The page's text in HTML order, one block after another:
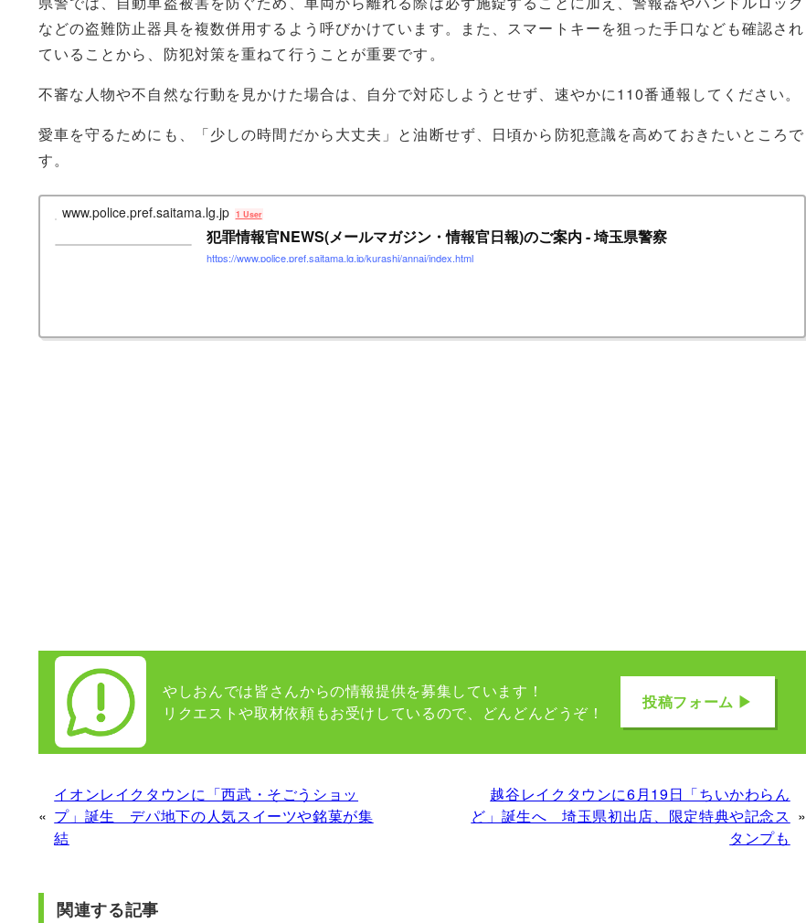
などの盗難防止器具を複数併用するよう呼びかけています。また、スマートキーを狙った手口なども確認され
ていることから、防犯対策を重ねて行うことが重要です。
不審な人物や不自然な行動を見かけた場合は、自分で対応しようとせず、速やかに110番通報してください。
愛車を守るためにも、「少しの時間だから大丈夫」と油断せず、日頃から防犯意識を高めておきたいところで
す。
www.police.pref.saitama.lg.jp 1 User
犯罪情報官NEWS(メールマガジン・情報官日報)のご案内 - 埼玉県警察
https://www.police.pref.saitama.lg.jp/kurashi/annai/index.html
やしおんでは皆さんからの情報提供を募集しています！
リクエストや取材依頼もお受けしているので、どんどんどうぞ！
投稿フォーム ▶
«
イオンレイクタウンに「西武・そごうショッ
プ」誕生 デパ地下の人気スイーツや銘菓が集
結
越谷レイクタウンに6月19日「ちいかわらん
ど」誕生へ 埼玉県初出店、限定特典や記念ス
タンプも
»
関連する記事